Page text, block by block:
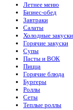
Летнее меню
Бизнес-обед
Завтраки
Салаты
Холодные закуски
Горячие закуски
Супы
Пасты и ВОК
Пицца
Горячие блюда
Бургеры
Роллы
Сеты
Теплые роллы